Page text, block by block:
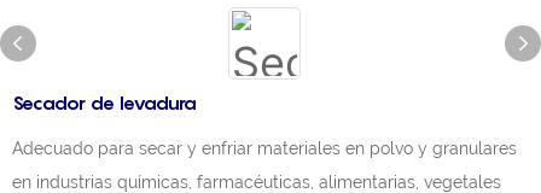
Secador de levadura
Adecuado para secar y enfriar materiales en polvo y granulares
en industrias químicas, farmacéuticas, alimentarias, vegetales